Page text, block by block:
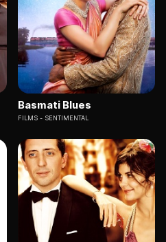
Basmati Blues
FILMS SENTIMENTAL